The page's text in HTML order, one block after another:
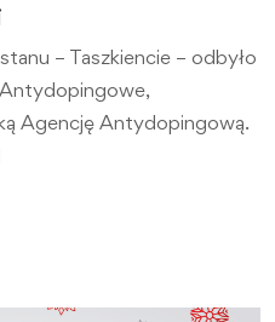
– Taszkiencie – odbyło
Agencję Antydopingową.